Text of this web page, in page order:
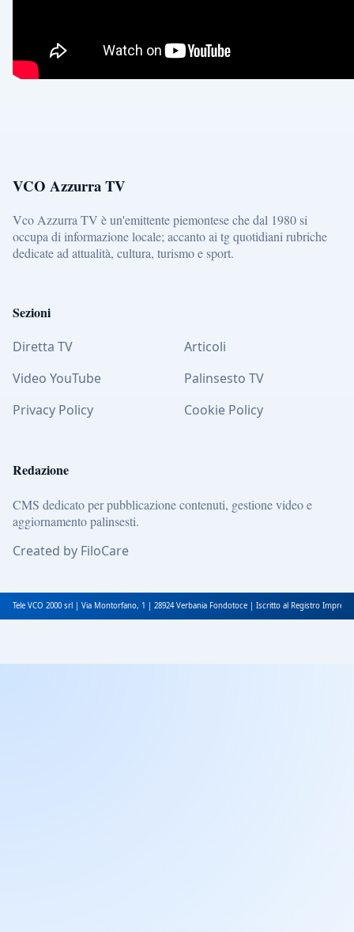
VCO Azzurra TV
Vco Azzurra TV è un'emittente piemontese che dal 1980 si
occupa di informazione locale; accanto ai tg quotidiani rubriche
dedicate ad attualità, cultura, turismo e sport.
Sezioni
Diretta TV
Articoli
Video YouTube
Palinsesto TV
Privacy Policy
Cookie Policy
Redazione
CMS dedicato per pubblicazione contenuti, gestione video e
aggiornamento palinsesti.
Created by FiloCare
Tele VCO 2000 srl | Via Montorfano, 1 | 28924 Verbania Fondotoce | Iscritto al Registro Imprese